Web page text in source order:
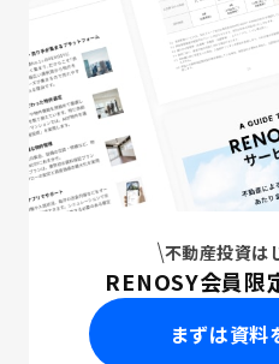
不動産投資は
RENOSY会員限
まずは資料